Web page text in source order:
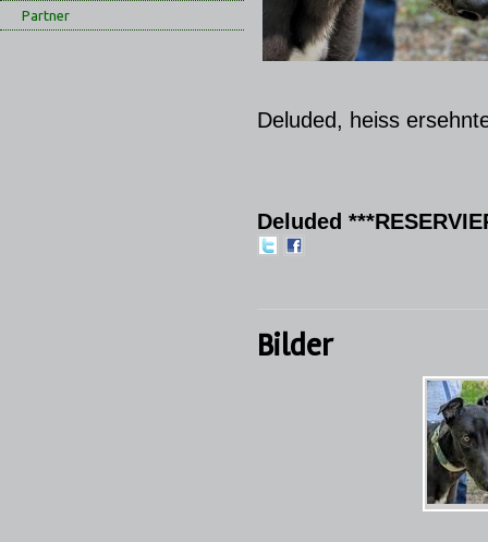
Partner
Deluded, heiss
Deluded
Bilder